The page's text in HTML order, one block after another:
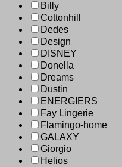
Billy
Cottonhill
Dedes
Design
DISNEY
Donella
Dreams
Dustin
ENERGIERS
Fay Lingerie
Flamingo-home
GALAXY
Giorgio
Helios